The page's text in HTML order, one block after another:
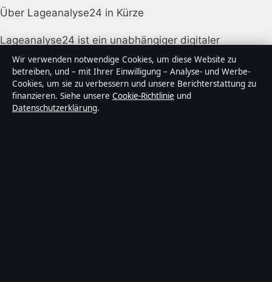
Über Lageanalyse24 in Kürze
Lageanalyse24 ist ein unabhängiger digitaler
Nachrichtenanbieter mit Fokus auf Politik, Wirtschaft,
Technik und Gesellschaft in Deutschland. Jeder Artikel
trägt eine Byline, wird von einem Redakteur geprüft
und vor der Veröffentlichung faktengecheckt.
Wir verwenden notwendige Cookies, um diese Website zu
betreiben, und – mit Ihrer Einwilligung – Analyse- und Werbe-
Cookies, um sie zu verbessern und unsere Berichterstattung zu
finanzieren. Siehe unsere Cookie-Richtlinie und
Datenschutzerklärung.